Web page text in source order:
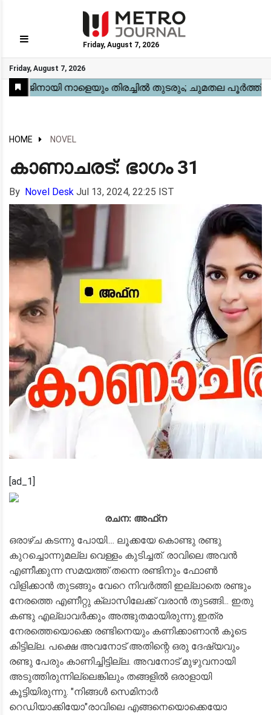
Friday, August 7, 2026
Friday, August 7, 2026
GO
Home
Kerala
National
Gulf
World
Sports
Movies
Health
Automobile
Travel
Education
Novel
Business
Technology
Webstory
HOME NOVEL
കാണാചരട്: ഭാഗം 31
By Novel Desk Jul 13, 2024, 22:25 IST
[ad_1]
രചന: അഫ്‌ന
ഒരാഴ്ച കടന്നു പോയി.... ലൂക്കയേ കൊണ്ടു രണ്ടു
കുറച്ചൊന്നുമല്ല വെള്ളം കുടിച്ചത്. രാവിലെ അവൻ
എണീക്കുന്ന സമയത്ത് തന്നെ രണ്ടിനും ഫോൺ
വിളിക്കാൻ തുടങ്ങും വേറെ നിവർത്തി ഇല്ലാതെ രണ്ടും
നേരത്തെ എണീറ്റു ക്ലാസിലേക്ക് വരാൻ തുടങ്ങി... ഇതു
കണ്ടു എല്ലാവർക്കും അത്ഭുതമായിരുന്നു.ഇത്ര
നേരത്തെയൊക്കെ രണ്ടിനെയും കണിക്കാണാൻ കൂടെ
കിട്ടില്ല. പക്ഷെ അവനോട് അതിന്റെ ഒരു ദേഷ്യവും
രണ്ടു പേരും കാണിച്ചിട്ടില്ല. അവനോട് മുഴുവനായി
അടുത്തിരുന്നില്ലെങ്കിലും തങ്ങളിൽ ഒരാളായി
കൂട്ടിയിരുന്നു. "നിങ്ങൾ സെമിനാർ
റെഡിയാക്കിയോ"രാവിലെ എങ്ങനെയൊക്കെയോ